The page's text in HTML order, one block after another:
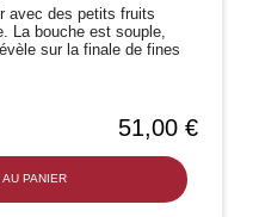
avec des petits fruits
La bouche est souple,
sur la finale de fines
51,00 €
PANIER